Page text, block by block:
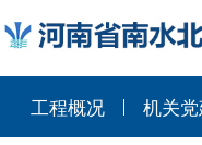
工程概况 机关